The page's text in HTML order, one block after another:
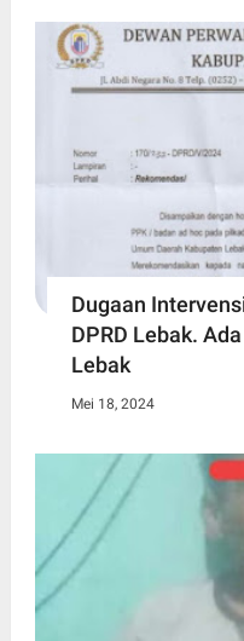
Dugaan
DPRD Lebak.
Lebak
Mei 18, 2024